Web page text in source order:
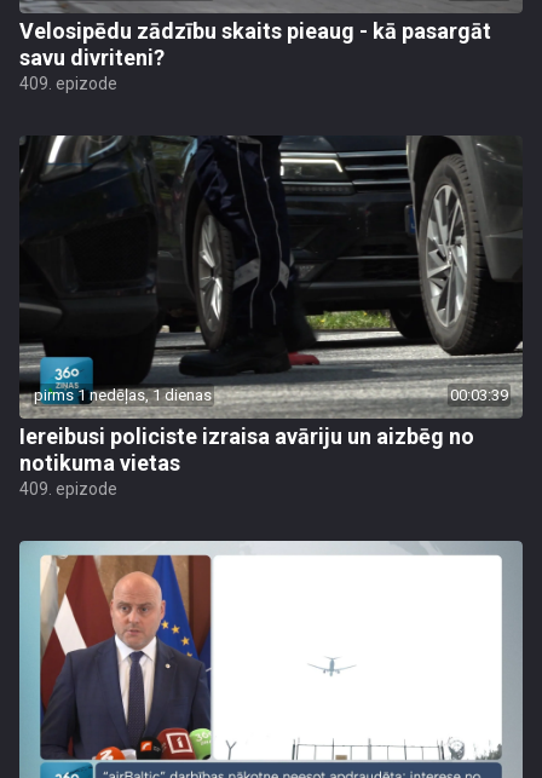
Velosipēdu zādzību skaits pieaug - kā pasargāt
savu divriteni?
409. epizode
pirms 1 nedēļas, 1 dienas 00:03:39
Iereibusi policiste izraisa avāriju un aizbēg no
notikuma vietas
409. epizode